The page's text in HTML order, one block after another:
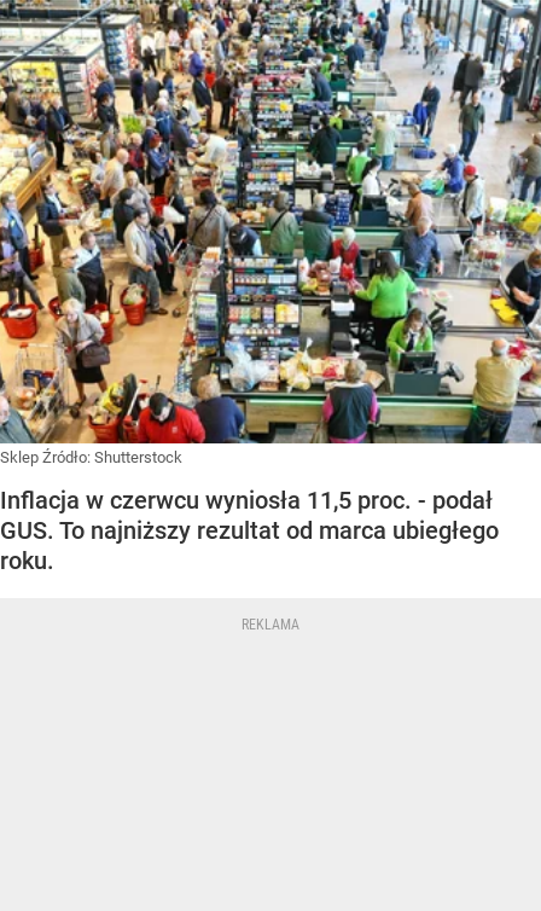
Sklep Źródło: Shutterstock
Inflacja w czerwcu wyniosła 11,5 proc. - podał
GUS. To najniższy rezultat od marca ubiegłego
roku.